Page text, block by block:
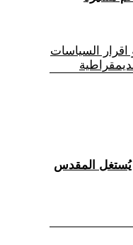
اقرار السياسات
يُستغل المقدس